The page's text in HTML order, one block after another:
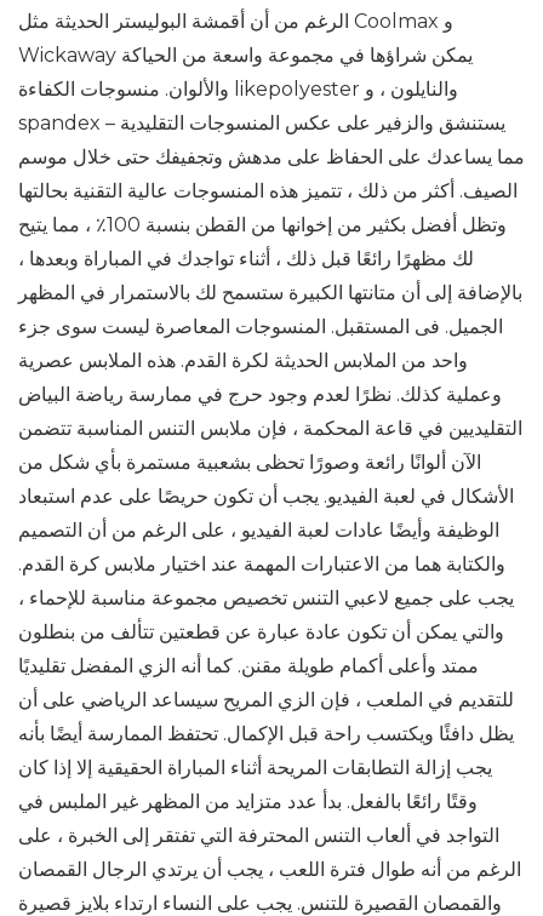
الرغم من أن أقمشة البوليستر الحديثة مثل Coolmax و
Wickaway يمكن شراؤها في مجموعة واسعة من الحياكة
والألوان. منسوجات الكفاءة likepolyester والنايلون ، و
spandex – يستنشق والزفير على عكس المنسوجات التقليدية
مما يساعدك على الحفاظ على مدهش وتجفيفك حتى خلال موسم
الصيف. أكثر من ذلك ، تتميز هذه المنسوجات عالية التقنية بحالتها
وتظل أفضل بكثير من إخوانها من القطن بنسبة 100٪ ، مما يتيح
لك مظهرًا رائعًا قبل ذلك ، أثناء تواجدك في المباراة وبعدها ،
بالإضافة إلى أن متانتها الكبيرة ستسمح لك بالاستمرار في المظهر
الجميل. فى المستقبل. المنسوجات المعاصرة ليست سوى جزء
واحد من الملابس الحديثة لكرة القدم. هذه الملابس عصرية
وعملية كذلك. نظرًا لعدم وجود حرج في ممارسة رياضة البياض
التقليديين في قاعة المحكمة ، فإن ملابس التنس المناسبة تتضمن
الآن ألوانًا رائعة وصورًا تحظى بشعبية مستمرة بأي شكل من
الأشكال في لعبة الفيديو. يجب أن تكون حريصًا على عدم استبعاد
الوظيفة وأيضًا عادات لعبة الفيديو ، على الرغم من أن التصميم
والكتابة هما من الاعتبارات المهمة عند اختيار ملابس كرة القدم.
يجب على جميع لاعبي التنس تخصيص مجموعة مناسبة للإحماء ،
والتي يمكن أن تكون عادة عبارة عن قطعتين تتألف من بنطلون
ممتد وأعلى أكمام طويلة مقنن. كما أنه الزي المفضل تقليديًا
للتقديم في الملعب ، فإن الزي المريح سيساعد الرياضي على أن
يظل دافئًا ويكتسب راحة قبل الإكمال. تحتفظ الممارسة أيضًا بأنه
يجب إزالة التطابقات المريحة أثناء المباراة الحقيقية إلا إذا كان
وقتًا رائعًا بالفعل. بدأ عدد متزايد من المظهر غير الملبس في
التواجد في ألعاب التنس المحترفة التي تفتقر إلى الخبرة ، على
الرغم من أنه طوال فترة اللعب ، يجب أن يرتدي الرجال القمصان
والقمصان القصيرة للتنس. يجب على النساء ارتداء بلايز قصيرة